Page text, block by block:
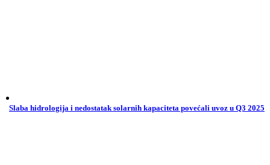
Slaba hidrologija i nedostatak solarnih kapaciteta povećali uvoz u Q3 2025